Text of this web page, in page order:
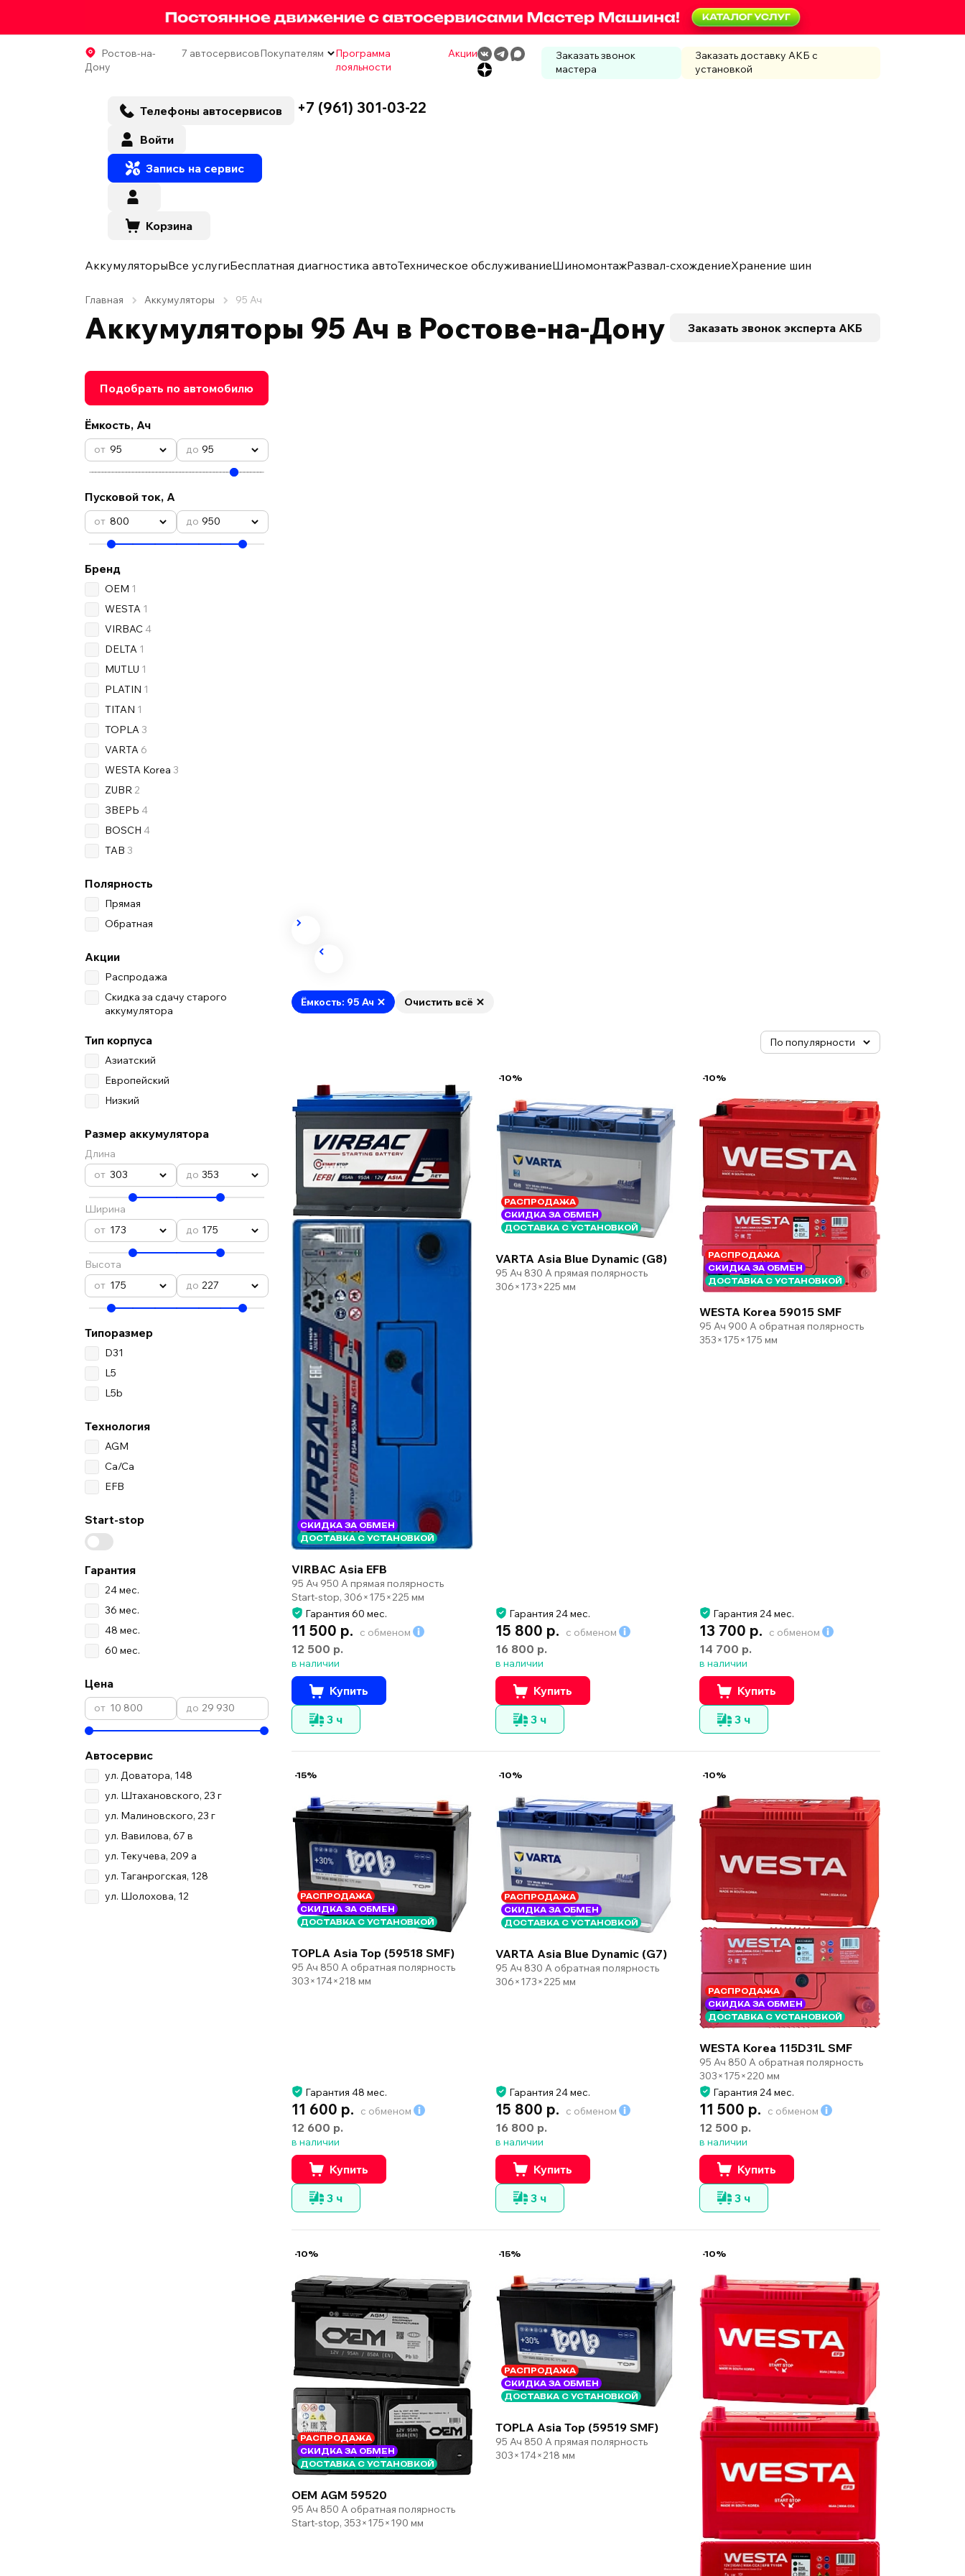
Ростов-на-
Дону
7 автосервисовПокупателям
Программа
лояльности
Акции
Заказать звонок
мастера
Заказать доставку АКБ с
установкой
Телефоны автосервисов +7 (961) 301-03-22
Войти
Запись на сервис
Корзина
АккумуляторыВсе услугиБесплатная диагностика автоТехническое обслуживаниеШиномонтажРазвал-схождениеХранение шин
Главная Аккумуляторы 95 Ач
Аккумуляторы 95 Ач в Ростове-на-Дону Заказать звонок эксперта АКБ
Подобрать по автомобилю
Ёмкость, Ач
95 95
Пусковой ток, А
800 950
Бренд
OEM 1
WESTA 1
VIRBAC 4
DELTA 1
MUTLU 1
PLATIN 1
TITAN 1
TOPLA 3
VARTA 6
WESTA Korea 3
ZUBR 2
ЗВЕРЬ 4
BOSCH 4
TAB 3
Полярность
Прямая
Обратная
Акции
Распродажа
Скидка за сдачу старого
аккумулятора
Тип корпуса
Азиатский
Европейский
Низкий
Размер аккумулятора
Длина
303
353
Ширина
173
175
Высота
175
227
Типоразмер
D31
L5
L5b
Технология
AGM
Ca/Ca
EFB
Start-stop
Гарантия
24 мес.
36 мес.
48 мес.
60 мес.
Цена
Автосервис
ул. Доватора, 148
ул. Штахановского, 23 г
ул. Малиновского, 23 г
ул. Вавилова, 67 в
ул. Текучева, 209 а
ул. Таганрогская, 128
ул. Шолохова, 12
Ёмкость: 95 Ач Очистить всё
СКИДКА ЗА ОБМЕН
ДОСТАВКА С УСТАНОВКОЙ
VIRBAC Asia EFB
95 Ач 950 А прямая полярность
Start-stop, 306×175×225 мм
Гарантия 60 мес.
11 500 р. с обменом
12 500 р.
в наличии
Купить
3 ч
-10%
РАСПРОДАЖА
СКИДКА ЗА ОБМЕН
ДОСТАВКА С УСТАНОВКОЙ
VARTA Asia Blue Dynamic (G8)
95 Ач 830 А прямая полярность
306×173×225 мм
Гарантия 24 мес.
15 800 р. с обменом
16 800 р.
в наличии
Купить
3 ч
-10%
РАСПРОДАЖА
СКИДКА ЗА ОБМЕН
ДОСТАВКА С УСТАНОВКОЙ
WESTA Korea 59015 SMF
95 Ач 900 А обратная полярность
353×175×175 мм
Гарантия 24 мес.
13 700 р. с обменом
14 700 р.
в наличии
Купить
3 ч
-15%
РАСПРОДАЖА
СКИДКА ЗА ОБМЕН
ДОСТАВКА С УСТАНОВКОЙ
TOPLA Asia Top (59518 SMF)
95 Ач 850 А обратная полярность
303×174×218 мм
Гарантия 48 мес.
11 600 р. с обменом
12 600 р.
в наличии
Купить
3 ч
-10%
РАСПРОДАЖА
СКИДКА ЗА ОБМЕН
ДОСТАВКА С УСТАНОВКОЙ
VARTA Asia Blue Dynamic (G7)
95 Ач 830 А обратная полярность
306×173×225 мм
Гарантия 24 мес.
15 800 р. с обменом
16 800 р.
в наличии
Купить
3 ч
-10%
РАСПРОДАЖА
СКИДКА ЗА ОБМЕН
ДОСТАВКА С УСТАНОВКОЙ
WESTA Korea 115D31L SMF
95 Ач 850 А обратная полярность
303×175×220 мм
Гарантия 24 мес.
11 500 р. с обменом
12 500 р.
в наличии
Купить
3 ч
-10%
РАСПРОДАЖА
СКИДКА ЗА ОБМЕН
ДОСТАВКА С УСТАНОВКОЙ
OEM AGM 59520
95 Ач 850 А обратная полярность
Start-stop, 353×175×190 мм
-15%
РАСПРОДАЖА
СКИДКА ЗА ОБМЕН
ДОСТАВКА С УСТАНОВКОЙ
TOPLA Asia Top (59519 SMF)
95 Ач 850 А прямая полярность
303×174×218 мм
-10%